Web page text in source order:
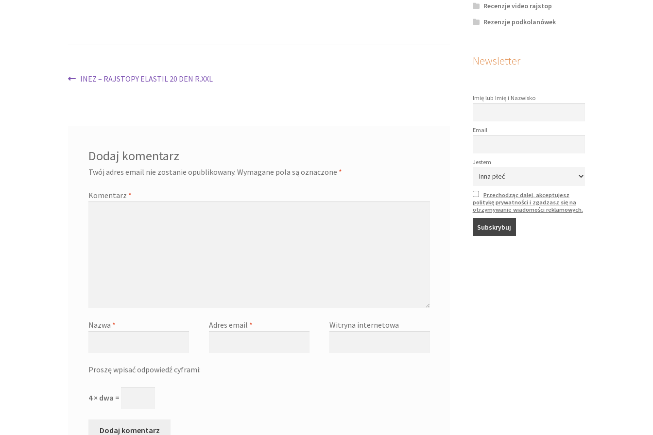
Nawigacja
Poprzedni
INEZ – RAJSTOPY ELASTIL 20 DEN R.XXL
Dodaj komentarz
Twój adres email nie zostanie opublikowany. Wymagane pola są oznaczone *
Komentarz *
Nazwa * Adres email * Witryna internetowa
Proszę wpisać odpowiedź cyframi:
4 × dwa =
Recenzje video rajstop
Rezenzje podkolanówek
Newsletter
Imię lub Imię i Nazwisko
Email
Jestem
Przechodząc dalej, akceptujesz
politykę prywatności i zgadzasz się na
otrzymywanie wiadomości reklamowych.